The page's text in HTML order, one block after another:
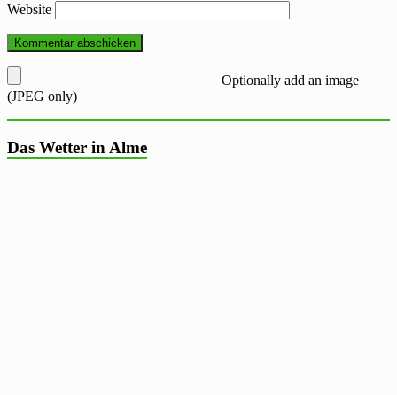
Website
Optionally add an image
(JPEG only)
Das Wetter in Alme